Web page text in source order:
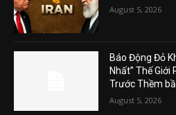
August 5, 2026
Báo Động Đỏ
Nhất” Thế Giới
Trước Thềm
August 5, 2026